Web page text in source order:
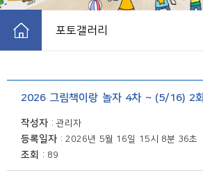
포토갤러리
포토갤러리
2026 그림책이랑 놀자 4차 ~ (5/16) 2회
작성자 관리자
등록일자 2026년 5월 16일 15시 8분 36초
조회 89